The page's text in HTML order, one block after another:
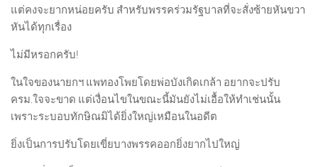
แต่คงจะยากหน่อยครับ สำหรับพรรคร่วมรัฐบาลที่จะสั่งซ้ายหันขวา
หันได้ทุกเรื่อง
ไม่มีหรอกครับ!
ในใจของนายกฯ แพทองโพยโดยพ่อบังเกิดเกล้า อยากจะปรับ
ครม.ใจจะขาด แต่เงื่อนไขในขณะนี้มันยังไม่เอื้อให้ทำเช่นนั้น
เพราะระบอบทักษิณมิได้ยิ่งใหญ่เหมือนในอดีต
ยิ่งเป็นการปรับโดยเขี่ยบางพรรคออกยิ่งยากไปใหญ่